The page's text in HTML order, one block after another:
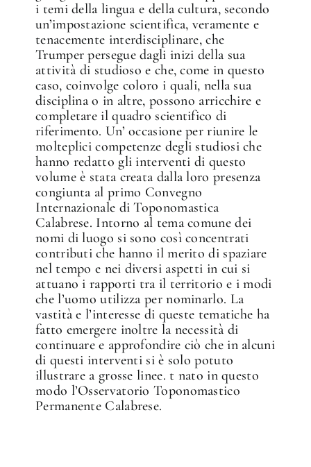
i temi della lingua e della cultura, secondo
un’impostazione scientifica, veramente e
tenacemente interdisciplinare, che
Trumper persegue dagli inizi della sua
attività di studioso e che, come in questo
caso, coinvolge coloro i quali, nella sua
disciplina o in altre, possono arricchire e
completare il quadro scientifico di
riferimento. Un’ occasione per riunire le
molteplici competenze degli studiosi che
hanno redatto gli interventi di questo
volume è stata creata dalla loro presenza
congiunta al primo Convegno
Internazionale di Toponomastica
Calabrese. Intorno al tema comune dei
nomi di luogo si sono così concentrati
contributi che hanno il merito di spaziare
nel tempo e nei diversi aspetti in cui si
attuano i rapporti tra il territorio e i modi
che l’uomo utilizza per nominarlo. La
vastità e l’interesse di queste tematiche ha
fatto emergere inoltre la necessità di
continuare e approfondire ciò che in alcuni
di questi interventi si è solo potuto
illustrare a grosse linee. t nato in questo
modo l’Osservatorio Toponomastico
Permanente Calabrese.